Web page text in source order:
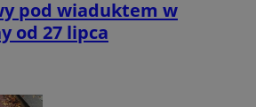
pod wiaduktem w
od 27 lipca